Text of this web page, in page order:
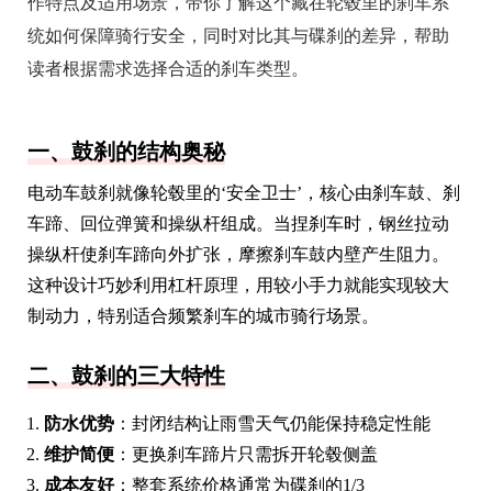
统如何保障骑行安全，同时对比其与碟刹的差异，帮助
读者根据需求选择合适的刹车类型。
一、鼓刹的结构奥秘
电动车鼓刹就像轮毂里的‘安全卫士’，核心由刹车鼓、刹
车蹄、回位弹簧和操纵杆组成。当捏刹车时，钢丝拉动
操纵杆使刹车蹄向外扩张，摩擦刹车鼓内壁产生阻力。
这种设计巧妙利用杠杆原理，用较小手力就能实现较大
制动力，特别适合频繁刹车的城市骑行场景。
二、鼓刹的三大特性
防水优势 ：封闭结构让雨雪天气仍能保持稳定性能
维护简便 ：更换刹车蹄片只需拆开轮毂侧盖
成本友好：整套系统价格通常为碟刹的1/3